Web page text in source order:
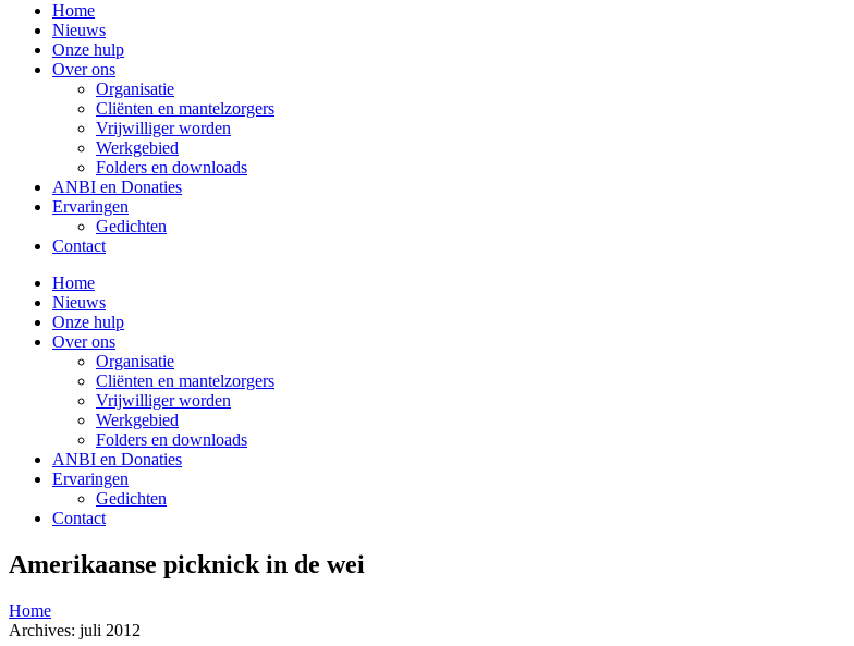
Home
Nieuws
Onze hulp
Over ons
Organisatie
Cliënten en mantelzorgers
Vrijwilliger worden
Werkgebied
Folders en downloads
ANBI en Donaties
Ervaringen
Gedichten
Contact
Home
Nieuws
Onze hulp
Over ons
Organisatie
Cliënten en mantelzorgers
Vrijwilliger worden
Werkgebied
Folders en downloads
ANBI en Donaties
Ervaringen
Gedichten
Contact
Amerikaanse picknick in de wei
Home
Archives: juli 2012